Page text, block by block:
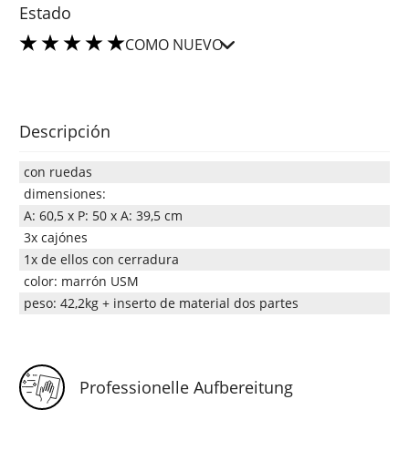
Estado
COMO NUEVO
Descripción
con ruedas
dimensiones:
A: 60,5 x P: 50 x A: 39,5 cm
3x cajónes
1x de ellos con cerradura
color: marrón USM
peso: 42,2kg + inserto de material dos partes
Professionelle Aufbereitung